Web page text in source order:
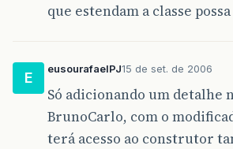
que estendam a classe
E
eusourafaelPJ15 de set. de 2006
Só adicionando um detalhe
BrunoCarlo, com o
terá acesso ao construtor